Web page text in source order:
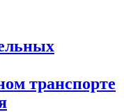
транспорте